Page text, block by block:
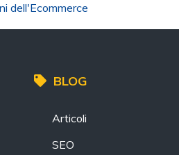
dell'Ecommerce
BLOG
Articoli
SEO